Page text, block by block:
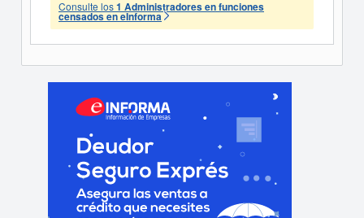
Consulte los1 Administradores en funciones
censados en eInforma